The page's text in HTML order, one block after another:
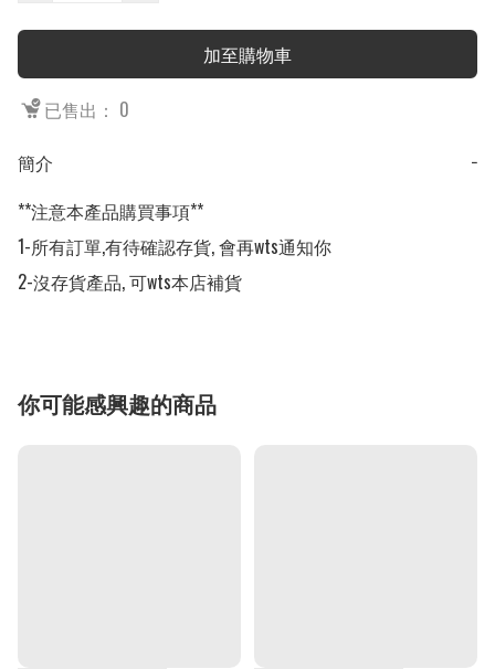
加至購物車
已售出： 0
簡介
−
**注意本產品購買事項**
1-所有訂單,有待確認存貨, 會再wts通知你
2-沒存貨產品, 可wts本店補貨
你可能感興趣的商品